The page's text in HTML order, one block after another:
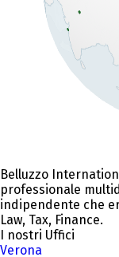
Belluzzo
professionale
indipendente che
Law, Tax, Finance.
I nostri Uffici
Verona